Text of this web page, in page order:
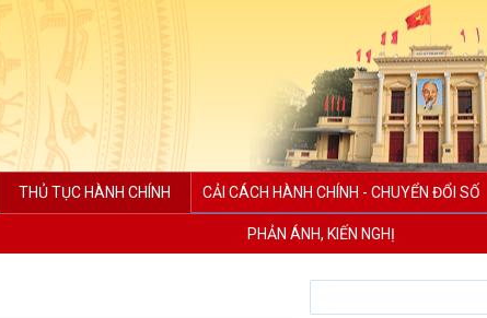
THỦ TỤC HÀNH CHÍNH CẢI CÁCH HÀNH CHÍNH - CHUYỂN ĐỔI SỐ
PHẢN ÁNH, KIẾN NGHỊ